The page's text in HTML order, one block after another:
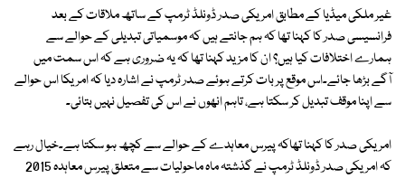
غیر ملکی میڈیا کے مطابق امریکی صدر ڈونلڈ ٹرمپ کے ساتھ ملاقات کے بعد
فرانسیسی صدر کا کہنا تھا کہ ہم جانتے ہیں کہ موسمیاتی تبدیلی کے حوالے سے
ہمارے اختلافات کیا ہیں؟ ان کا مزید کہنا تھا کہ یہ ضروری ہے کہ اس سمت میں
آگے بڑھا جائے۔اس موقع پر بات کرتے ہوئے صدر ٹرمپ نے اشارہ دیا کہ امریکا اس حوالے
سے اپنا موقف تبدیل کر سکتا ہے، تاہم انھوں نے اس کی تفصیل نہیں بتائی۔
امریکی صدر کا کہنا تھاکہ پیرس معاہدے کے حوالے سے کچھ ہو سکتا ہے۔خیال رہے
کہ امریکی صدر ڈونلڈ ٹرمپ نے گذشتہ ماہ ماحولیات سے متعلق پیرس معاہدہ 2015